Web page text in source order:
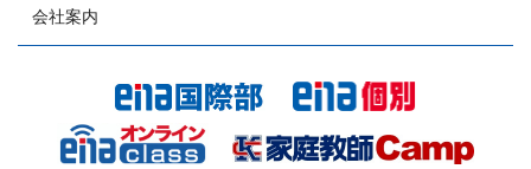
会社案内